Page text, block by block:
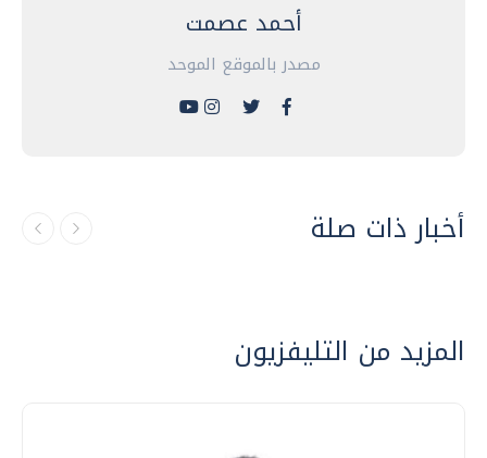
أحمد عصمت
مصدر بالموقع الموحد
أخبار ذات صلة
المزيد من التليفزيون